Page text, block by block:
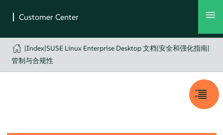
|Index|SUSE Linux Enterprise Desktop 文档|安全和强化指南|
管制与合规性